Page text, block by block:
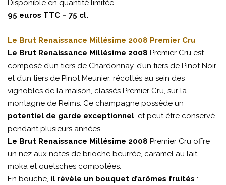
Disponible en quantité limitée
95 euros TTC – 75 cl.
Le Brut Renaissance Millésime 2008 Premier Cru
Le Brut Renaissance Millésime 2008 Premier Cru est
composé d’un tiers de Chardonnay, d’un tiers de Pinot Noir
et d’un tiers de Pinot Meunier, récoltés au sein des
vignobles de la maison, classés Premier Cru, sur la
montagne de Reims. Ce champagne possède un
potentiel de garde exceptionnel, et peut être conservé
pendant plusieurs années.
Le Brut Renaissance Millésime 2008 Premier Cru offre
un nez aux notes de brioche beurrée, caramel au lait,
moka et quetsches compotées.
En bouche, il révèle un bouquet d’arômes fruités :